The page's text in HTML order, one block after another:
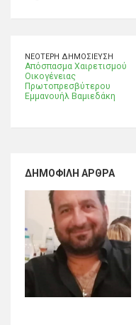
ΝΕΌΤΕΡΗ ΔΗΜΟΣΊΕΥΣΗ
Απόσπασμα Χαιρετισμού
Οικογένειας
Πρωτοπρεσβύτερου
Εμμανουήλ Βαμιεδάκη
ΔΗΜΟΦΙΛΉ ΆΡΘΡΑ